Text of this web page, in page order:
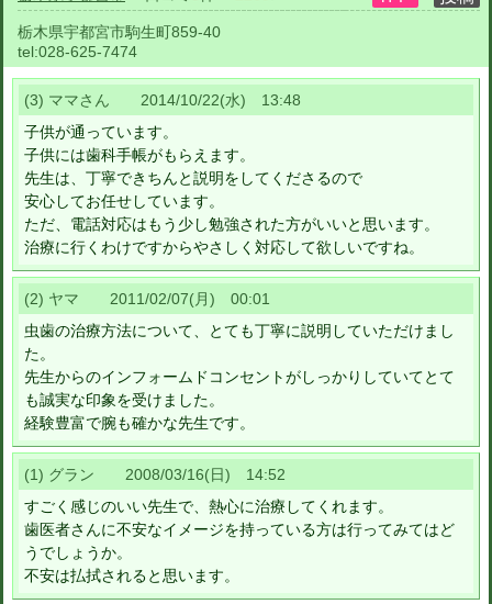
栃木県宇都宮市駒生町859-40
tel:028-625-7474
(3) ママさん 2014/10/22(水) 13:48
子供が通っています。
子供には歯科手帳がもらえます。
先生は、丁寧できちんと説明をしてくださるので
安心してお任せしています。
ただ、電話対応はもう少し勉強された方がいいと思います。
治療に行くわけですからやさしく対応して欲しいですね。
(2) ヤマ 2011/02/07(月) 00:01
虫歯の治療方法について、とても丁寧に説明していただけまし
た。
先生からのインフォームドコンセントがしっかりしていてとて
も誠実な印象を受けました。
経験豊富で腕も確かな先生です。
(1) グラン 2008/03/16(日) 14:52
すごく感じのいい先生で、熱心に治療してくれます。
歯医者さんに不安なイメージを持っている方は行ってみてはど
うでしょうか。
不安は払拭されると思います。